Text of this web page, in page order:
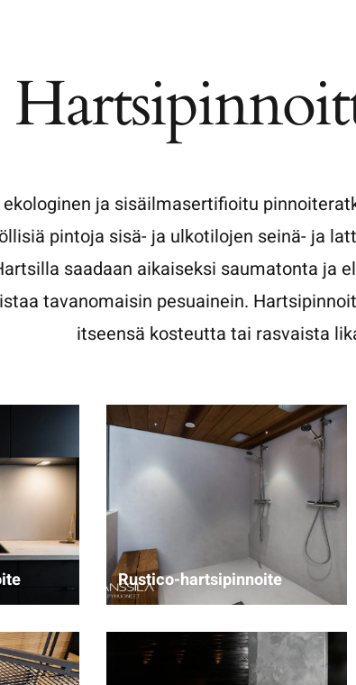
ja sisäilmasertifioitu
pintoja sisä- ja ulkotilojen seinä- ja
saadaan aikaiseksi saumatonta ja
tavanomaisin pesuainein.
itseensä kosteutta tai rasvaista
Rustico-hartsipinnoite